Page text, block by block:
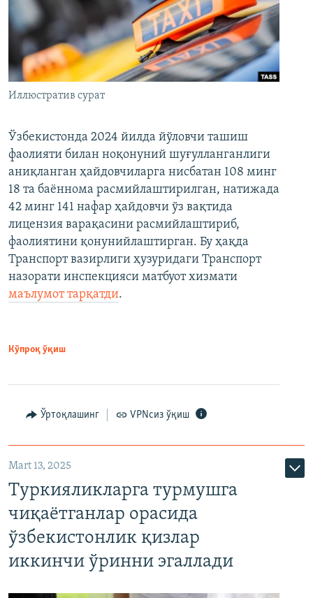
Иллюстратив сурат
Ўзбекистонда 2024 йилда йўловчи ташиш
фаолияти билан ноқонуний шуғулланганлиги
аниқланган ҳайдовчиларга нисбатан 108 минг
18 та баённома расмийлаштирилган, натижада
42 минг 141 нафар ҳайдовчи ўз вақтида
лицензия варақасини расмийлаштириб,
фаолиятини қонунийлаштирган. Бу ҳақда
Транспорт вазирлиги ҳузуридаги Транспорт
назорати инспекцияси матбуот хизмати
маълумот тарқатди.
Кўпроқ ўқиш
Ўртоқлашинг VPNсиз ўқиш
Mart 13, 2025
Туркияликларга турмушга
чиқаётганлар орасида
ўзбекистонлик қизлар
иккинчи ўринни эгаллади